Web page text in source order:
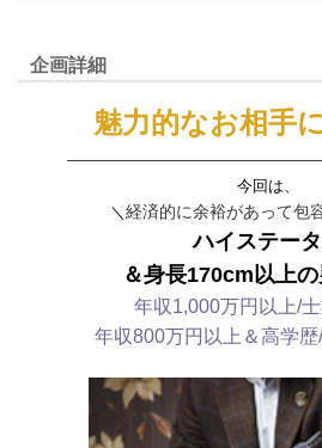
企画詳細
魅力的なお相手
今回は、
＼ 経済的に余裕があって包
ハイステー
＆身長170cm以上
年収1,000万円以上/
年収800万円以上＆高学